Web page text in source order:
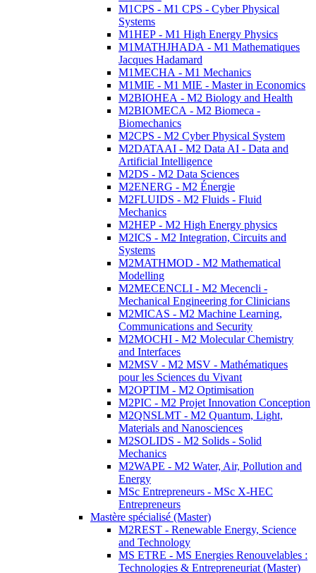
M1CPS - M1 CPS - Cyber Physical
Systems
M1HEP - M1 High Energy Physics
M1MATHJHADA - M1 Mathematiques
Jacques Hadamard
M1MECHA - M1 Mechanics
M1MIE - M1 MIE - Master in Economics
M2BIOHEA - M2 Biology and Health
M2BIOMECA - M2 Biomeca -
Biomechanics
M2CPS - M2 Cyber Physical System
M2DATAAI - M2 Data AI - Data and
Artificial Intelligence
M2DS - M2 Data Sciences
M2ENERG - M2 Énergie
M2FLUIDS - M2 Fluids - Fluid
Mechanics
M2HEP - M2 High Energy physics
M2ICS - M2 Integration, Circuits and
Systems
M2MATHMOD - M2 Mathematical
Modelling
M2MECENCLI - M2 Mecencli -
Mechanical Engineering for Clinicians
M2MICAS - M2 Machine Learning,
Communications and Security
M2MOCHI - M2 Molecular Chemistry
and Interfaces
M2MSV - M2 MSV - Mathématiques
pour les Sciences du Vivant
M2OPTIM - M2 Optimisation
M2PIC - M2 Projet Innovation Conception
M2QNSLMT - M2 Quantum, Light,
Materials and Nanosciences
M2SOLIDS - M2 Solids - Solid
Mechanics
M2WAPE - M2 Water, Air, Pollution and
Energy
MSc Entrepreneurs - MSc X-HEC
Entrepreneurs
Mastère spécialisé (Master)
M2REST - Renewable Energy, Science
and Technology
MS ETRE - MS Energies Renouvelables :
Technologies & Entrepreneuriat (Master)